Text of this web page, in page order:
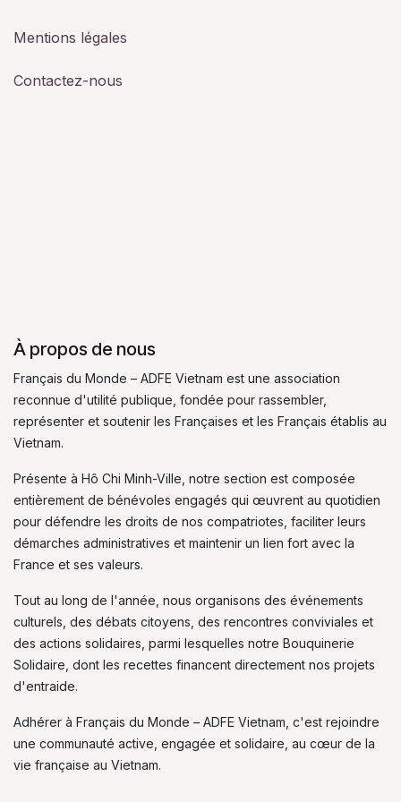
Mentions légales
Contactez-nous
À propos de nous
Français du Monde – ADFE Vietnam est une association
reconnue d'utilité publique, fondée pour rassembler,
représenter et soutenir les Françaises et les Français établis au
Vietnam.
Présente à Hô Chi Minh-Ville, notre section est composée
entièrement de bénévoles engagés qui œuvrent au quotidien
pour défendre les droits de nos compatriotes, faciliter leurs
démarches administratives et maintenir un lien fort avec la
France et ses valeurs.
Tout au long de l'année, nous organisons des événements
culturels, des débats citoyens, des rencontres conviviales et
des actions solidaires, parmi lesquelles notre Bouquinerie
Solidaire, dont les recettes financent directement nos projets
d'entraide.
Adhérer à Français du Monde – ADFE Vietnam, c'est rejoindre
une communauté active, engagée et solidaire, au cœur de la
vie française au Vietnam.